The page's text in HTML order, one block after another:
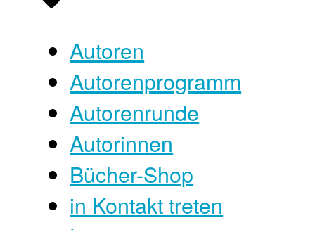
Autoren
Autorenprogramm
Autorenrunde
Autorinnen
Bücher-Shop
in Kontakt treten